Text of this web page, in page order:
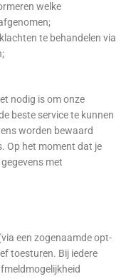
welke
te behandelen via
nodig is om onze
beste service te kunnen
worden bewaard
Op het moment dat je
met
een zogenaamde opt-
toesturen. Bij iedere